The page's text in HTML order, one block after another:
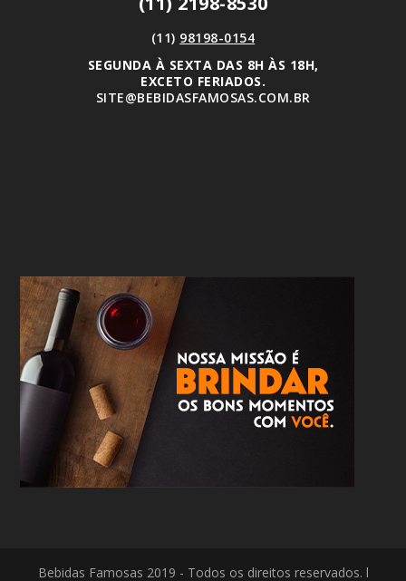
(11) 98198-0154
SEGUNDA À SEXTA DAS 8H ÀS 18H,
EXCETO FERIADOS.
SITE@BEBIDASFAMOSAS.COM.BR
Bebidas Famosas 2019 - Todos os direitos reservados. l